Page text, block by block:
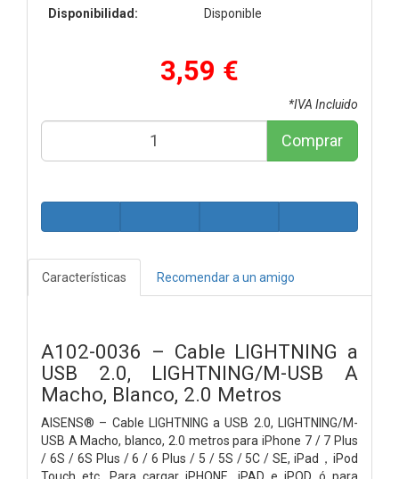
Disponibilidad: Disponible
3,59 €
*IVA Incluido
Comprar
Características Recomendar a un amigo
A102-0036 – Cable LIGHTNING a
USB 2.0, LIGHTNING/M-USB A
Macho, Blanco, 2.0 Metros
AISENS® – Cable LIGHTNING a USB 2.0, LIGHTNING/M-
USB A Macho, blanco, 2.0 metros para iPhone 7 / 7 Plus
/ 6S / 6S Plus / 6 / 6 Plus / 5 / 5S / 5C / SE, iPad，iPod
Touch etc. Para cargar iPHONE, iPAD e iPOD ó para